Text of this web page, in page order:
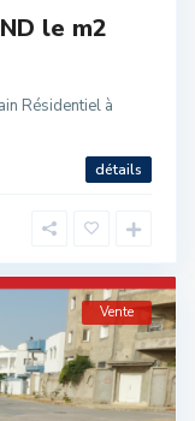
le m2
Résidentiel à
détails
Vente